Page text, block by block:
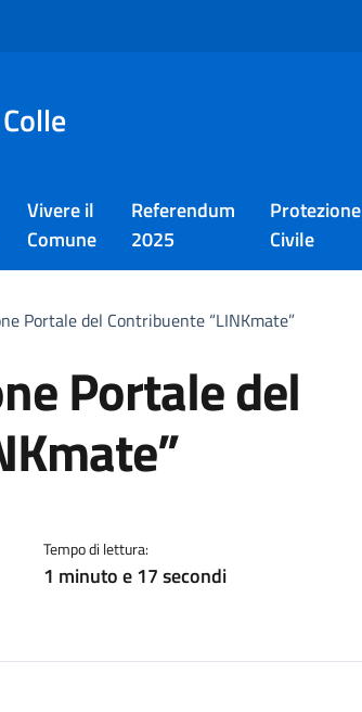
Vivere il
Comune
Referendum
2025
Protezione
Civile
Portale del Contribuente “LINKmate”
Portale del
Tempo di lettura:
1 minuto e 17 secondi